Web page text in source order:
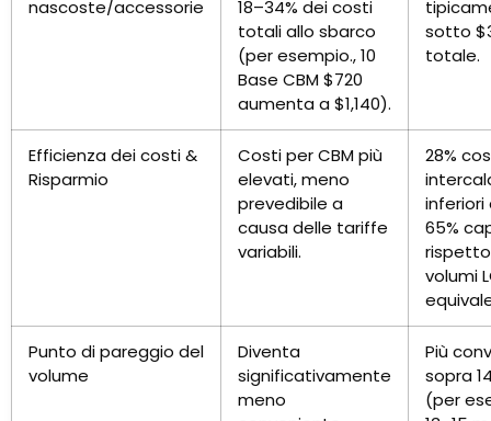
nascoste/accessorie
18–34% dei costi
totali allo sbarco
(per esempio., 10
Base CBM $720
aumenta a $1,140).
sotto
totale.
Efficienza dei costi &
Risparmio
Costi per CBM più
elevati, meno
prevedibile a
causa delle tariffe
variabili.
28%
inferiori
65%
volumi
Punto di pareggio del
volume
Diventa
significativamente
meno
Più
sopra
(per